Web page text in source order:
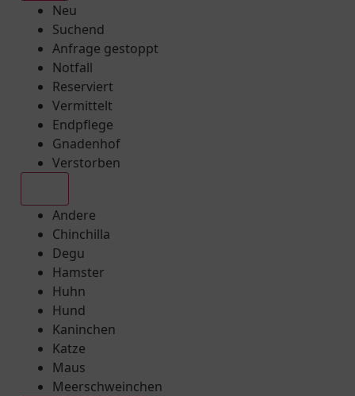
Neu
Suchend
Anfrage gestoppt
Notfall
Reserviert
Vermittelt
Endpflege
Gnadenhof
Verstorben
Andere
Chinchilla
Degu
Hamster
Huhn
Hund
Kaninchen
Katze
Maus
Meerschweinchen